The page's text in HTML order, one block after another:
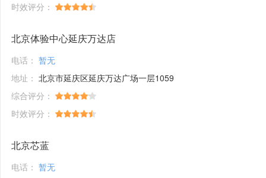
时效评分：
北京体验中心延庆万达店
电话： 暂无
地址： 北京市延庆区延庆万达广场一层1059
综合评分：
时效评分：
北京芯蓝
电话： 暂无